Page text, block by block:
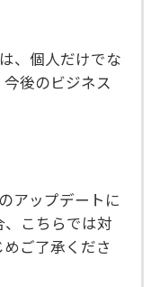
、個人だけでな
後のビジネス
アップデートに
こちらでは対
ご了承くださ